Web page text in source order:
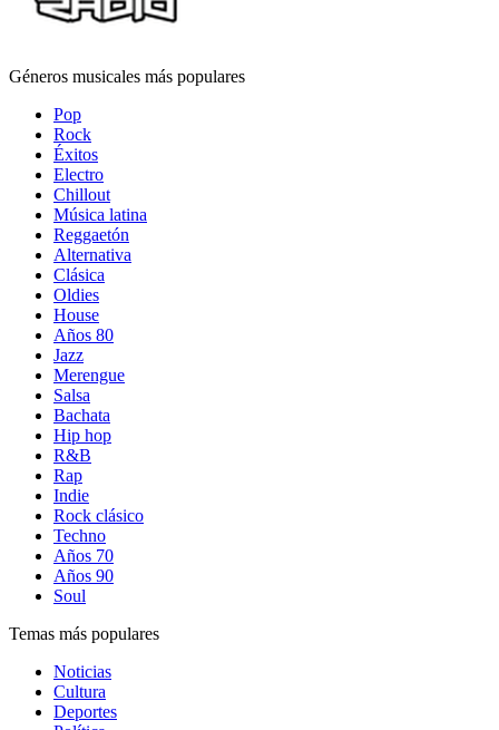
Géneros musicales más populares
Pop
Rock
Éxitos
Electro
Chillout
Música latina
Reggaetón
Alternativa
Clásica
Oldies
House
Años 80
Jazz
Merengue
Salsa
Bachata
Hip hop
R&B
Rap
Indie
Rock clásico
Techno
Años 70
Años 90
Soul
Temas más populares
Noticias
Cultura
Deportes